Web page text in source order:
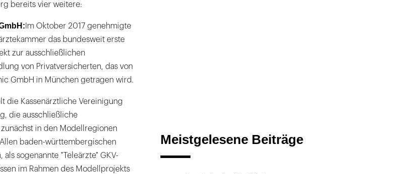
bereits vier weitere:
Im Oktober 2017 genehmigte
das bundesweit erste
zur ausschließlichen
von Privatversicherten, das von
GmbH in München getragen wird.
die Kassenärztliche Vereinigung
die ausschließliche
in den Modellregionen
baden-württembergischen
sogenannte "Teleärzte" GKV-
im Rahmen des Modellprojekts
Meistgelesene Beiträge